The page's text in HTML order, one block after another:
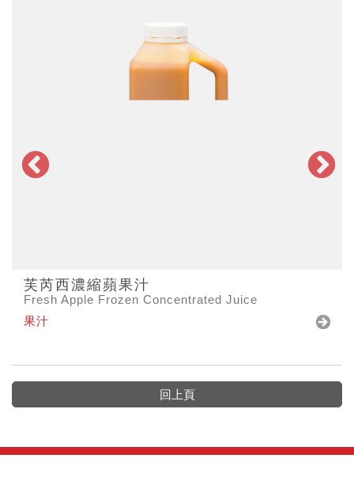
芙芮西濃縮蘋果汁
Fresh Apple Frozen Concentrated Juice
果汁
回上頁